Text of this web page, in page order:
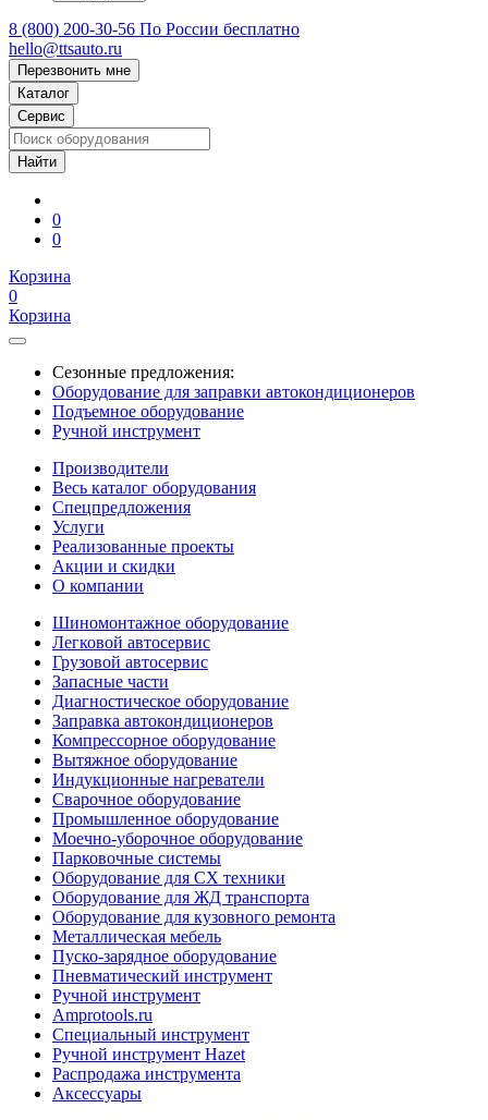
8 (800) 200-30-56 По России бесплатно
hello@ttsauto.ru
Перезвонить мне
Каталог
Сервис
0
0
Корзина
0
Корзина
Сезонные предложения:
Оборудование для заправки автокондиционеров
Подъемное оборудование
Ручной инструмент
Производители
Весь каталог оборудования
Спецпредложения
Услуги
Реализованные проекты
Акции и скидки
О компании
Шиномонтажное оборудование
Легковой автосервис
Грузовой автосервис
Запасные части
Диагностическое оборудование
Заправка автокондиционеров
Компрессорное оборудование
Вытяжное оборудование
Индукционные нагреватели
Сварочное оборудование
Промышленное оборудование
Моечно-уборочное оборудование
Парковочные системы
Оборудование для СХ техники
Оборудование для ЖД транспорта
Оборудование для кузовного ремонта
Металлическая мебель
Пуско-зарядное оборудование
Пневматический инструмент
Ручной инструмент
Amprotools.ru
Специальный инструмент
Ручной инструмент Hazet
Распродажа инструмента
Аксессуары